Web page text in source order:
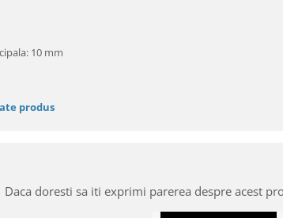
10 mm
produs
Daca doresti sa iti exprimi parerea despre acest